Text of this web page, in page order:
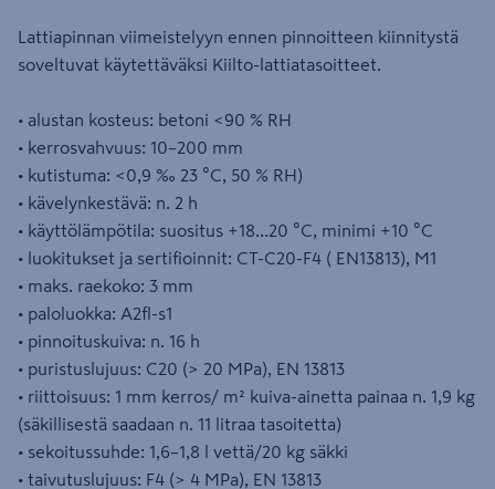
Lattiapinnan viimeistelyyn ennen pinnoitteen kiinnitystä
soveltuvat käytettäväksi Kiilto-lattiatasoitteet.
• alustan kosteus: betoni <90 % RH
• kerrosvahvuus: 10–200 mm
• kutistuma: <0,9 ‰ 23 °C, 50 % RH)
• kävelynkestävä: n. 2 h
• käyttölämpötila: suositus +18...20 °C, minimi +10 °C
• luokitukset ja sertifioinnit: CT-C20-F4 ( EN13813), M1
• maks. raekoko: 3 mm
• paloluokka: A2fl-s1
• pinnoituskuiva: n. 16 h
• puristuslujuus: C20 (> 20 MPa), EN 13813
• riittoisuus: 1 mm kerros/ m² kuiva-ainetta painaa n. 1,9 kg
(säkillisestä saadaan n. 11 litraa tasoitetta)
• sekoitussuhde: 1,6–1,8 l vettä/20 kg säkki
• taivutuslujuus: F4 (> 4 MPa), EN 13813